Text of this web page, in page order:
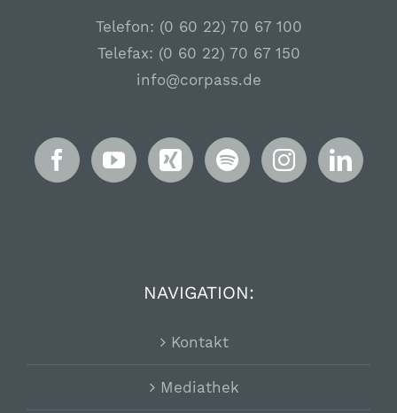
Telefon: (0 60 22) 70 67 100
Telefax: (0 60 22) 70 67 150
info@corpass.de
NAVIGATION:
Kontakt
Mediathek